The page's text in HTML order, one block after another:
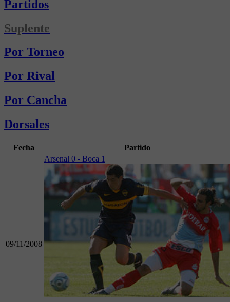
Partidos
Suplente
Por Torneo
Por Rival
Por Cancha
Dorsales
Fecha Partido
09/11/2008
Arsenal 0 - Boca 1